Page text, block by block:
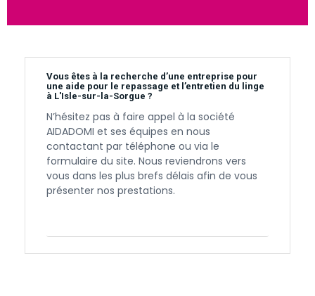
Vous êtes à la recherche d’une entreprise pour
une aide pour le repassage et l’entretien du linge
à L'Isle-sur-la-Sorgue ?
N’hésitez pas à faire appel à la société
AIDADOMI et ses équipes en nous
contactant par téléphone ou via le
formulaire du site. Nous reviendrons vers
vous dans les plus brefs délais afin de vous
présenter nos prestations.